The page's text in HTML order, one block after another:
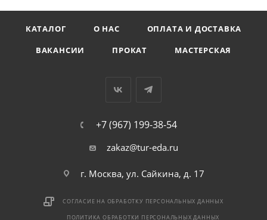
КАТАЛОГ О НАС
ОПЛАТА И ДОСТАВКА
ВАКАНСИИ
ПРОКАТ МАСТЕРСКАЯ
+7 (967) 199-38-54
zakaz@tur-eda.ru
г. Москва, ул. Сайкина, д. 17
СОГЛАСИЕ НА ОБРАБОТКУ ПЕРСОНАЛЬНЫХ ДАННЫХ
ПОЛИТИКА ОБРАБОТКИ ПЕРСОНАЛЬНЫХ ДАННЫХ